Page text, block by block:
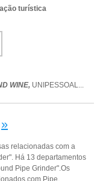
turística
WINE, UNIPESSOAL...
»
relacionadas com a
Há 13 departamentos
Pipe Grinder".Os
com Pipe,